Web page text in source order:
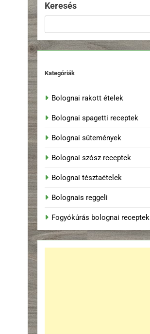
Keresés
Kategóriák
Bolognai rakott ételek
Bolognai spagetti receptek
Bolognai sütemények
Bolognai szósz receptek
Bolognai tésztaételek
Bolognais reggeli
Fogyókúrás bolognai receptek